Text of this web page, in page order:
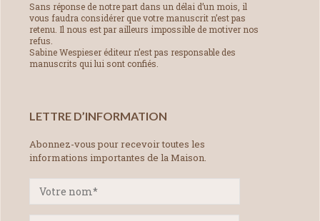
Sans réponse de notre part dans un délai d’un mois, il
vous faudra considérer que votre manuscrit n’est pas
retenu. Il nous est par ailleurs impossible de motiver nos
refus.
Sabine Wespieser éditeur n’est pas responsable des
manuscrits qui lui sont confiés.
LETTRE D’INFORMATION
Abonnez-vous pour recevoir toutes les
informations importantes de la Maison.